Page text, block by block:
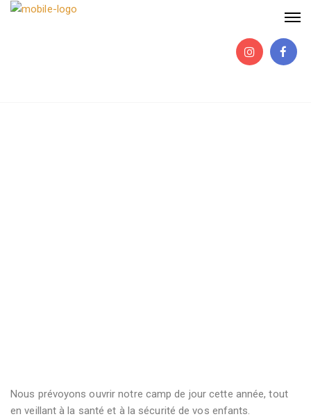
Nous prévoyons ouvrir notre camp de jour cette année, tout
en veillant à la santé et à la sécurité de vos enfants.